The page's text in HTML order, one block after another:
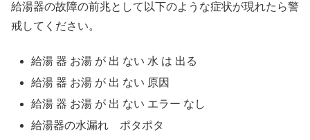
給湯器の故障の前兆として以下のような症状が現れたら警
戒してください。
給湯 器 お湯 が 出 ない 水 は 出る
給湯 器 お湯 が 出 ない 原因
給湯 器 お湯 が 出 ない エラー なし
給湯器の水漏れ ポタポタ